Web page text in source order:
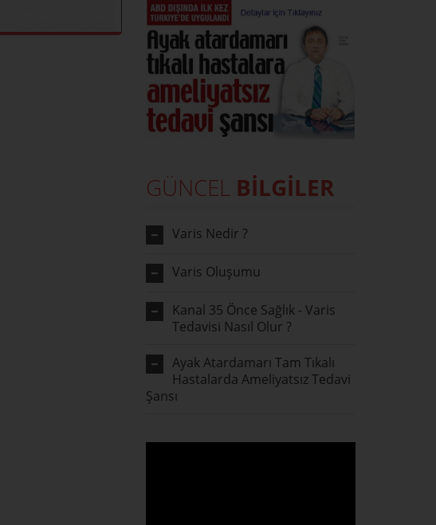
GÜNCEL BİLGİLER
Varis Nedir ?
Varis Oluşumu
Kanal 35 Önce Sağlık - Varis
Tedavisi Nasıl Olur ?
Ayak Atardamarı Tam Tıkalı
Hastalarda Ameliyatsız Tedavi
Şansı